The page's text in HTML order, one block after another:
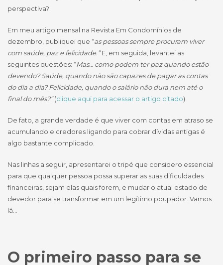
perspectiva?
Em meu artigo mensal na Revista Em Condomínios de
dezembro, publiquei que “as pessoas sempre procuram viver
com saúde, paz e felicidade.”E, em seguida, levantei as
seguintes questões: “Mas… como podem ter paz quando estão
devendo? Saúde, quando não são capazes de pagar as contas
do dia a dia? Felicidade, quando o salário não dura nem até o
final do mês?”(clique aqui para acessar o artigo citado)
De fato, a grande verdade é que viver com contas em atraso se
acumulando e credores ligando para cobrar dívidas antigas é
algo bastante complicado.
Nas linhas a seguir, apresentarei o tripé que considero essencial
para que qualquer pessoa possa superar as suas dificuldades
financeiras, sejam elas quais forem, e mudar o atual estado de
devedor para se transformar em um legítimo poupador. Vamos
lá…
O primeiro passo para se